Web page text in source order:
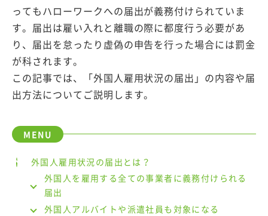
ってもハローワークへの届出が義務付けられていま
す。届出は雇い入れと離職の際に都度行う必要があ
り、届出を怠ったり虚偽の申告を行った場合には罰金
が科されます。
この記事では、「外国人雇用状況の届出」の内容や届
出方法についてご説明します。
外国人雇用状況の届出とは？
外国人を雇用する全ての事業者に義務付けられる
届出
外国人アルバイトや派遣社員も対象になる